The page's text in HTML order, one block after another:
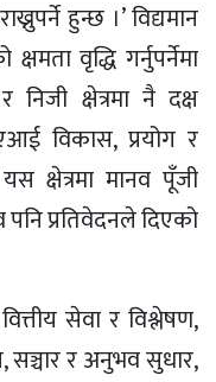
हुन्छ ।’ विद्यमान
वृद्धि गर्नुपर्नेमा
क्षेत्रमा नै दक्ष
विकास, प्रयोग र
क्षेत्रमा मानव पूँजी
पनि प्रतिवेदनले दिएको
सेवा र विश्लेषण,
सञ्चार र अनुभव सुधार,